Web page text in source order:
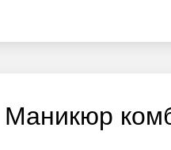
Маникюр